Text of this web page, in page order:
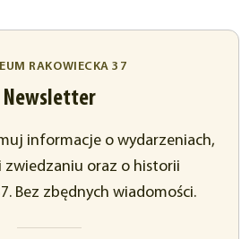
RAKOWIECKA 37
Newsletter
informacje o wydarzeniach,
zwiedzaniu oraz o historii
Bez zbędnych wiadomości.